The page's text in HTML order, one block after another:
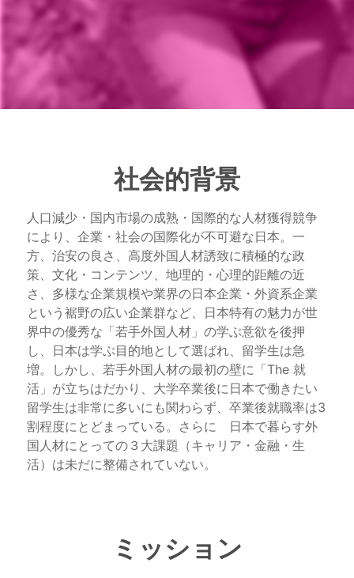
社会的背景
人口減少・国内市場の成熟・国際的な人材獲得競争
により、企業・社会の国際化が不可避な日本。一
方、治安の良さ、高度外国人材誘致に積極的な政
策、文化・コンテンツ、地理的・心理的距離の近
さ、多様な企業規模や業界の日本企業・外資系企業
という裾野の広い企業群など、日本特有の魅力が世
界中の優秀な「若手外国人材」の学ぶ意欲を後押
し、日本は学ぶ目的地として選ばれ、留学生は急
増。しかし、若手外国人材の最初の壁に「The 就
活」が立ちはだかり、大学卒業後に日本で働きたい
留学生は非常に多いにも関わらず、卒業後就職率は3
割程度にとどまっている。さらに　日本で暮らす外
国人材にとっての３大課題（キャリア・金融・生
活）は未だに整備されていない。
ミッション